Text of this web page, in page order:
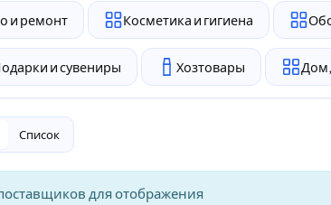
и ремонт Косметика и гигиена
и сувениры Хозтовары Дом,
Список
для отображения